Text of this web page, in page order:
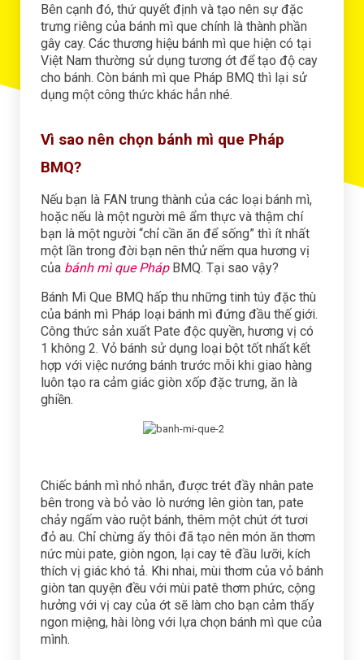
Bên cạnh đó, thứ quyết định và tạo nên sự đặc
trưng riêng của bánh mì que chính là thành phần
gây cay. Các thương hiệu bánh mì que hiện có tại
Việt Nam thường sử dụng tương ớt để tạo độ cay
cho bánh. Còn bánh mì que Pháp BMQ thì lại sử
dụng một công thức khác hẳn nhé.
Vì sao nên chọn bánh mì que Pháp
BMQ?
Nếu bạn là FAN trung thành của các loại bánh mì,
hoặc nếu là một người mê ẩm thực và thậm chí
bạn là một người “chỉ cần ăn để sống” thì ít nhất
một lần trong đời bạn nên thử nếm qua hương vị
của bánh mì que PhápBMQ. Tại sao vậy?
Bánh Mì Que BMQ hấp thu những tinh túy đặc thù
của bánh mì Pháp loại bánh mì đứng đầu thế giới.
Công thức sản xuất Pate độc quyền, hương vị có
1 không 2. Vỏ bánh sử dụng loại bột tốt nhất kết
hợp với việc nướng bánh trước mỗi khi giao hàng
luôn tạo ra cảm giác giòn xốp đặc trưng, ăn là
ghiền.
Chiếc bánh mì nhỏ nhắn, được trét đầy nhân pate
bên trong và bỏ vào lò nướng lên giòn tan, pate
chảy ngấm vào ruột bánh, thêm một chút ớt tươi
đỏ au. Chỉ chừng ấy thôi đã tạo nên món ăn thơm
nức mùi pate, giòn ngon, lại cay tê đầu lưỡi, kích
thích vị giác khó tả. Khi nhai, mùi thơm của vỏ bánh
giòn tan quyện đều với mùi patê thơm phức, cộng
hưởng với vị cay của ớt sẽ làm cho bạn cảm thấy
ngon miệng, hài lòng với lựa chọn bánh mì que của
mình.